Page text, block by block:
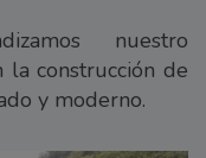
nuestro
la construcción de
y moderno.